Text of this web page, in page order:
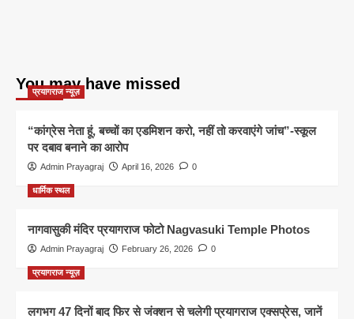
You may have missed
प्रयागराज न्यूज़
“कांग्रेस नेता हूं, बच्चों का एडमिशन करो, नहीं तो करवाएंगे जांच”-स्कूल
पर दबाव बनाने का आरोप
Admin Prayagraj April 16, 2026 0
धार्मिक स्थल
नागवासुकी मंदिर प्रयागराज फोटो Nagvasuki Temple Photos
Admin Prayagraj February 26, 2026 0
प्रयागराज न्यूज़
लगभग 47 दिनों बाद फिर से जंक्शन से चलेगी प्रयागराज एक्सप्रेस, जानें